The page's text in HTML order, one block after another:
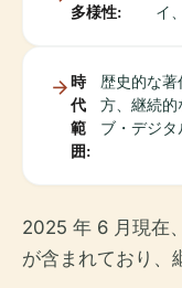
多様性:
イ
時
代
範
囲:
歴史的な
方、継続的
ブ・デジタ
2025 年 6 月現在
が含まれており、